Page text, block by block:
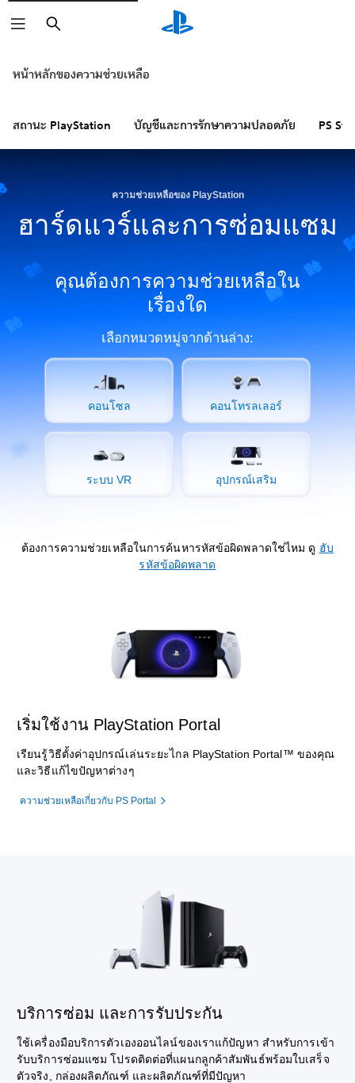
หน้าหลักของความช่วยเหลือ
สถานะ PlayStation บัญชีและการรักษาความปลอดภัย PS
ความช่วยเหลือของ PlayStation
ฮาร์ดแวร์และการซ่อมแซม
คุณต้องการความช่วยเหลือใน
เรื่องใด
เลือกหมวดหมู่จากด้านล่าง:
คอนโซล คอนโทรลเลอร์
ระบบ VR อุปกรณ์เสริม
ต้องการความช่วยเหลือในการค้นหารหัสข้อผิดพลาดใช่ไหม ดู ฮับ
รหัสข้อผิดพลาด
เริ่มใช้งาน PlayStation Portal
เรียนรู้วิธีตั้งค่าอุปกรณ์เล่นระยะไกล PlayStation Portal™ ของคุณ
และวิธีแก้ไขปัญหาต่างๆ
ความช่วยเหลือเกี่ยวกับ PS Portal
บริการซ่อม และการรับประกัน
ใช้เครื่องมือบริการตัวเองออนไลน์ของเราแก้ปัญหา สำหรับการเข้า
รับบริการซ่อมแซม โปรดติดต่อที่แผนกลูกค้าสัมพันธ์พร้อมใบเสร็จ
ตัวจริง, กล่องผลิตภัณฑ์ และผลิตภัณฑ์ที่มีปัญหา